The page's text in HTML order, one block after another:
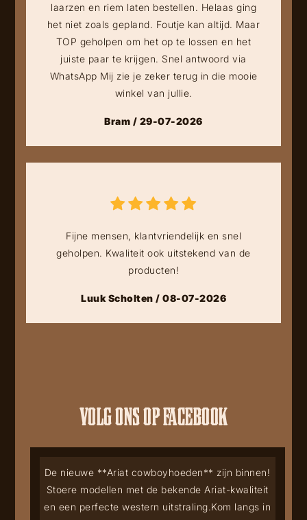
laarzen en riem laten bestellen. Helaas ging
het niet zoals gepland. Foutje kan altijd. Maar
TOP geholpen om het op te lossen en het
juiste paar te krijgen. Snel antwoord via
WhatsApp Mij zie je zeker terug in die mooie
winkel van jullie.
Bram / 29-07-2026
Fijne mensen, klantvriendelijk en snel
geholpen. Kwaliteit ook uitstekend van de
producten!
Luuk Scholten / 08-07-2026
VOLG ONS OP FACEBOOK
De nieuwe **Ariat cowboyhoeden** zijn binnen!
Stoere modellen met de bekende Ariat-kwaliteit
en een perfecte western uitstraling.Kom langs in